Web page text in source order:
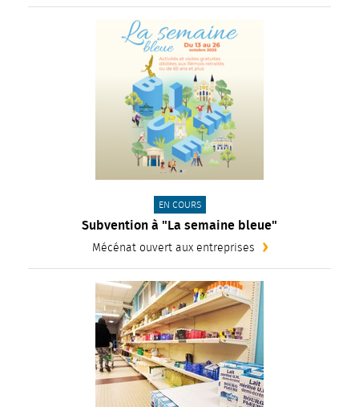
Subvention à "La semaine bleue"
Mécénat ouvert aux entreprises
CATÉGORIE(S) :
EN COURS